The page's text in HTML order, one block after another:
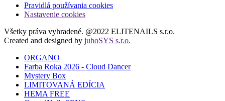
Pravidlá používania cookies
Nastavenie cookies
Všetky práva vyhradené. @2022 ELITENAILS s.r.o.
Created and designed by juhoSYS s.r.o.
ORGANO
Farba Roka 2026 - Cloud Dancer
Mystery Box
LIMITOVANÁ EDÍCIA
HEMA FREE